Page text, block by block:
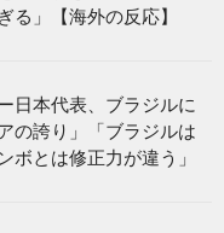
る」【海外の反応】
日本代表、ブラジルに
の誇り」「ブラジルは
ボとは修正力が違う」